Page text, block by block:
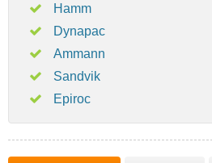
Hamm
Dynapac
Ammann
Sandvik
Epiroc